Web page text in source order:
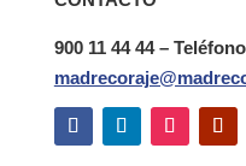
900 11 44 44 –